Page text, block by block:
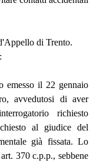
di Trento.
emesso il 22 gennaio
avvedutosi di aver
richiesto
al giudice del
già fissata. Lo
370 c.p.p., sebbene